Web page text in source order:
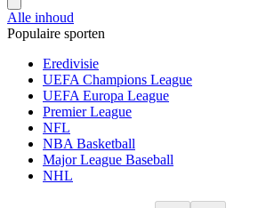
Alle inhoud
Populaire sporten
Eredivisie
UEFA Champions League
UEFA Europa League
Premier League
NFL
NBA Basketball
Major League Baseball
NHL